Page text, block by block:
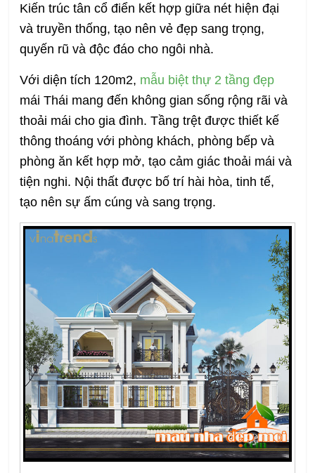
Kiến trúc tân cổ điển kết hợp giữa nét hiện đại
và truyền thống, tạo nên vẻ đẹp sang trọng,
quyến rũ và độc đáo cho ngôi nhà.
Với diện tích 120m2, mẫu biệt thự 2 tầng đẹp
mái Thái mang đến không gian sống rộng rãi và
thoải mái cho gia đình. Tầng trệt được thiết kế
thông thoáng với phòng khách, phòng bếp và
phòng ăn kết hợp mở, tạo cảm giác thoải mái và
tiện nghi. Nội thất được bố trí hài hòa, tinh tế,
tạo nên sự ấm cúng và sang trọng.